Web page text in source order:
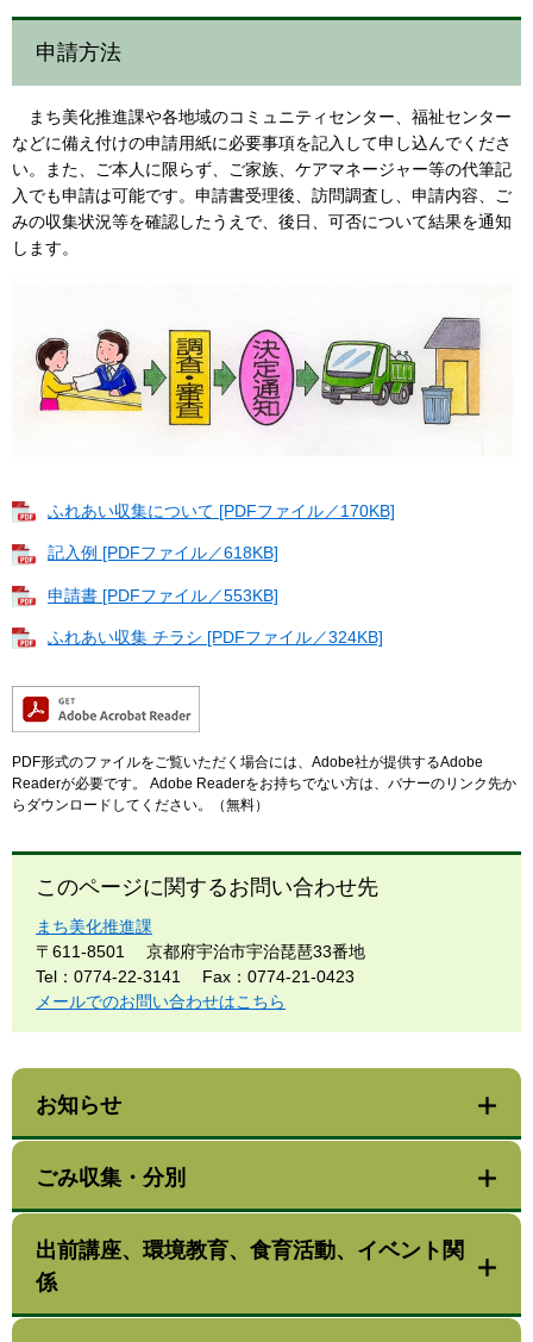
申請方法
まち美化推進課や各地域のコミュニティセンター、福祉センター
などに備え付けの申請用紙に必要事項を記入して申し込んでくださ
い。また、ご本人に限らず、ご家族、ケアマネージャー等の代筆記
入でも申請は可能です。申請書受理後、訪問調査し、申請内容、ご
みの収集状況等を確認したうえで、後日、可否について結果を通知
します。
ふれあい収集について [PDFファイル／170KB]
記入例 [PDFファイル／618KB]
申請書 [PDFファイル／553KB]
ふれあい収集 チラシ [PDFファイル／324KB]
PDF形式のファイルをご覧いただく場合には、Adobe社が提供するAdobe
Readerが必要です。
Adobe Readerをお持ちでない方は、バナーのリンク先か
らダウンロードしてください。（無料）
このページに関するお問い合わせ先
まち美化推進課
〒611-8501
京都府宇治市宇治琵琶33番地
Tel：0774-22-3141
Fax：0774-21-0423
メールでのお問い合わせはこちら
お知らせ
ごみ収集・分別
出前講座、環境教育、食育活動、イベント関
係